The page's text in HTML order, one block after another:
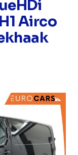
Airco